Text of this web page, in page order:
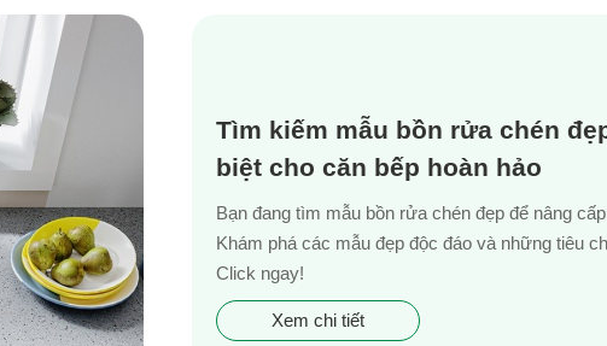
Tìm kiếm mẫu bồn rửa chén
biệt cho căn bếp hoàn hảo
Bạn đang tìm mẫu bồn rửa chén đẹp để nâng
Khám phá các mẫu đẹp độc đáo và những tiêu
Click ngay!
Xem chi tiết